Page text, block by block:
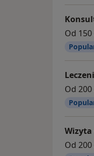
Od 150
Od 200
Wizyta
Od 200